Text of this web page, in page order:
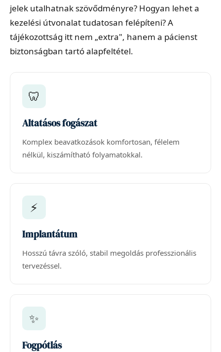
jelek utalhatnak szövődményre? Hogyan lehet a
kezelési útvonalat tudatosan felépíteni? A
tájékozottság itt nem „extra", hanem a pácienst
biztonságban tartó alapfeltétel.
🦷
Altatásos fogászat
Komplex beavatkozások komfortosan, félelem
nélkül, kiszámítható folyamatokkal.
⚡
Implantátum
Hosszú távra szóló, stabil megoldás professzionális
tervezéssel.
✨
Fogpótlás